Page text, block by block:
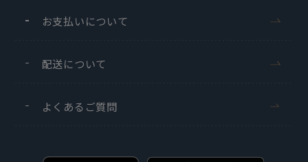
お支払いについて
配送について
よくあるご質問